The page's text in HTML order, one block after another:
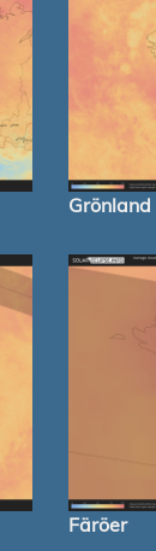
Grönland
Färöer